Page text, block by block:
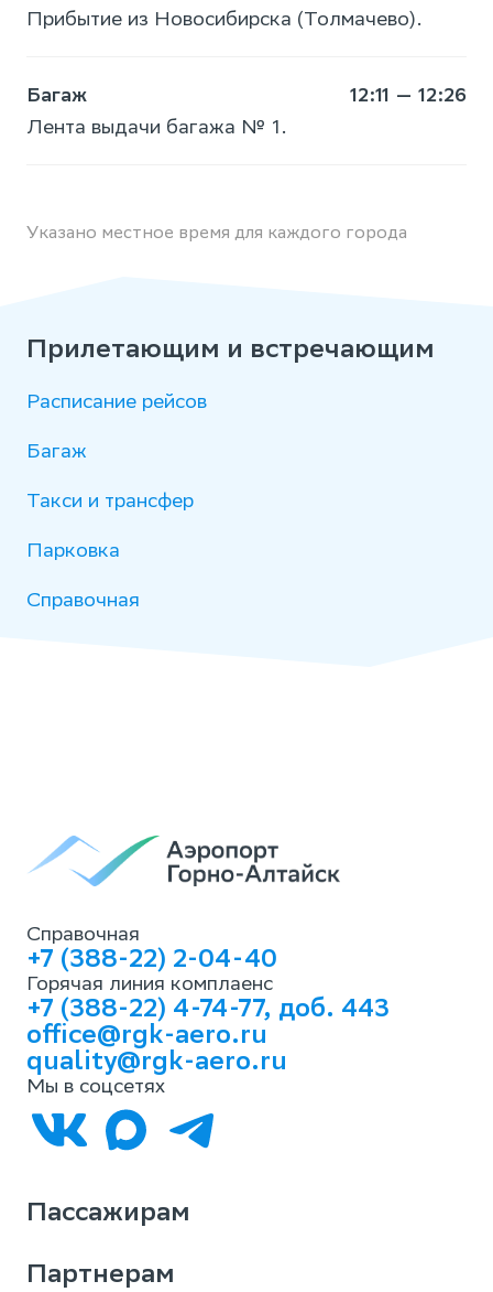
Прибытие из Новосибирска (Толмачево).
Багаж
12:11 — 12:26
Лента выдачи багажа № 1.
Указано местное время для каждого города
Прилетающим и встречающим
Расписание рейсов
Багаж
Такси и трансфер
Парковка
Справочная
Справочная
+7 (388-22) 2-04-40
Горячая линия комплаенс
+7 (388-22) 4-74-77, доб. 443
office@rgk-aero.ru
quality@rgk-aero.ru
Мы в соцсетях
Пассажирам
Партнерам